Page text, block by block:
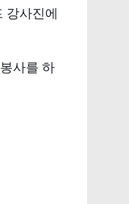
강사진에
사를 하